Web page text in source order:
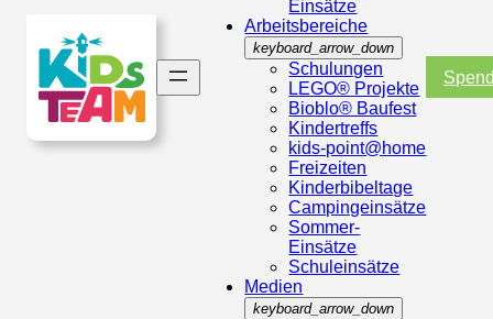
Einsätze
Arbeitsbereiche
keyboard_arrow_down
Schulungen
LEGO® Projekte
Bioblo® Baufest
Kindertreffs
kids-point@home
Freizeiten
Kinderbibeltage
Campingeinsätze
Sommer-
Einsätze
Schuleinsätze
Medien
keyboard_arrow_down